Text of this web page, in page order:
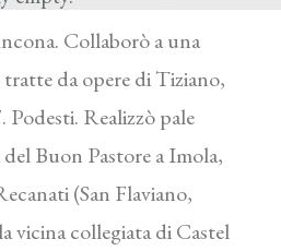
Collaborò a una
da opere di Tiziano,
Realizzò pale
del Buon Pastore a Imola,
(San Flaviano,
vicina collegiata di Castel